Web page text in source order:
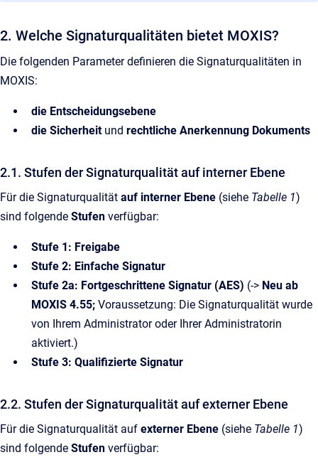
2. Welche Signaturqualitäten bietet MOXIS?
Die folgenden Parameter definieren die Signaturqualitäten in
MOXIS:
die Entscheidungsebene
die Sicherheit und rechtliche Anerkennung Dokuments
2.1. Stufen der Signaturqualität auf interner Ebene
Für die Signaturqualität auf interner Ebene (siehe Tabelle 1)
sind folgende Stufen verfügbar:
Stufe 1: Freigabe
Stufe 2: Einfache Signatur
Stufe 2a: Fortgeschrittene Signatur (AES) (-> Neu ab
MOXIS 4.55; Voraussetzung: Die Signaturqualität wurde
von Ihrem Administrator oder Ihrer Administratorin
aktiviert.)
Stufe 3: Qualifizierte Signatur
2.2. Stufen der Signaturqualität auf externer Ebene
Für die Signaturqualität auf externer Ebene (siehe Tabelle 1)
sind folgende Stufen verfügbar: